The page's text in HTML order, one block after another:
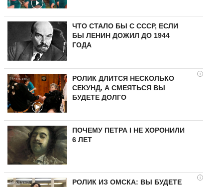
ЧТО СТАЛО БЫ С СССР, ЕСЛИ
БЫ ЛЕНИН ДОЖИЛ ДО 1944
ГОДА
i
РОЛИК ДЛИТСЯ НЕСКОЛЬКО
СЕКУНД, А СМЕЯТЬСЯ ВЫ
БУДЕТЕ ДОЛГО
ПОЧЕМУ ПЕТРА I НЕ ХОРОНИЛИ
6 ЛЕТ
i
РОЛИК ИЗ ОМСКА: ВЫ БУДЕТЕ